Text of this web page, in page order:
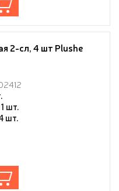
2-сл, 4 шт Plushe
1 шт.
шт.